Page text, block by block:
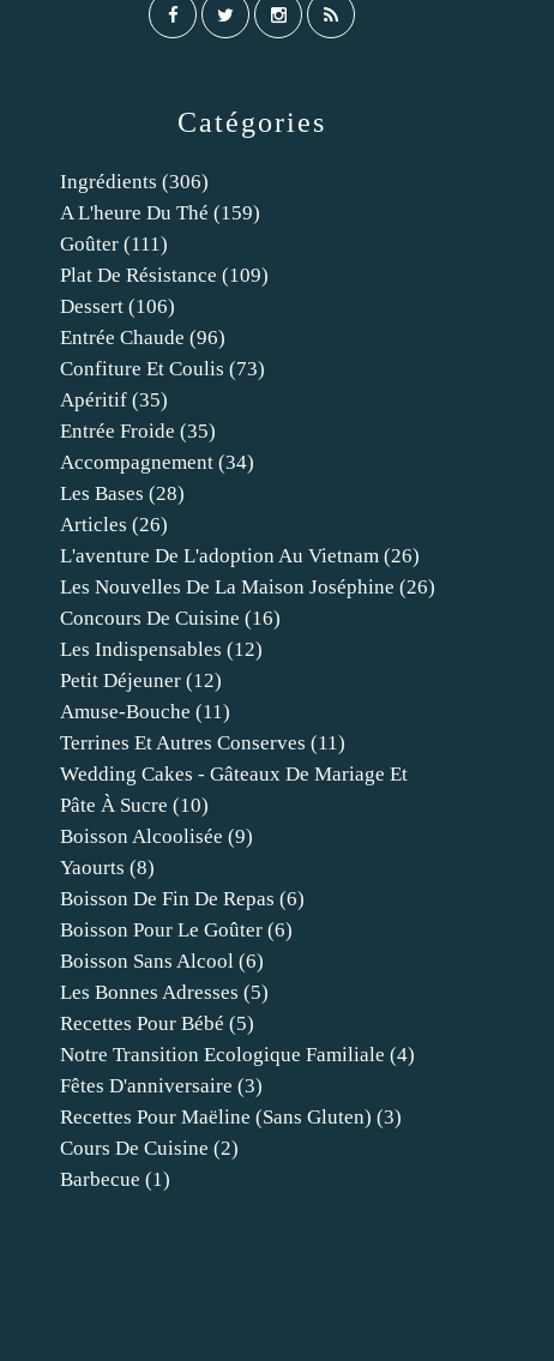
Catégories
Ingrédients (306)
A L'heure Du Thé (159)
Goûter (111)
Plat De Résistance (109)
Dessert (106)
Entrée Chaude (96)
Confiture Et Coulis (73)
Apéritif (35)
Entrée Froide (35)
Accompagnement (34)
Les Bases (28)
Articles (26)
L'aventure De L'adoption Au Vietnam (26)
Les Nouvelles De La Maison Joséphine (26)
Concours De Cuisine (16)
Les Indispensables (12)
Petit Déjeuner (12)
Amuse-Bouche (11)
Terrines Et Autres Conserves (11)
Wedding Cakes - Gâteaux De Mariage Et
Pâte À Sucre (10)
Boisson Alcoolisée (9)
Yaourts (8)
Boisson De Fin De Repas (6)
Boisson Pour Le Goûter (6)
Boisson Sans Alcool (6)
Les Bonnes Adresses (5)
Recettes Pour Bébé (5)
Notre Transition Ecologique Familiale (4)
Fêtes D'anniversaire (3)
Recettes Pour Maëline (sans Gluten) (3)
Cours De Cuisine (2)
Barbecue (1)